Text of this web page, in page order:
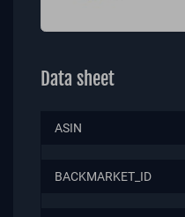
Data sheet
ASIN
BACKMARKET_ID